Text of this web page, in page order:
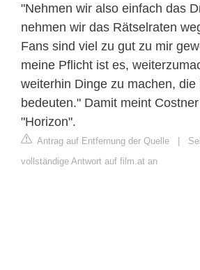
"Nehmen wir also einfach das
nehmen wir das Rätselraten
Fans sind viel zu gut zu mir
meine Pflicht ist es,
weiterhin Dinge zu machen, die
bedeuten." Damit meint
"Horizon".
Antrag auf Entfernung der Quelle |
vollständige Antwort auf film.at an